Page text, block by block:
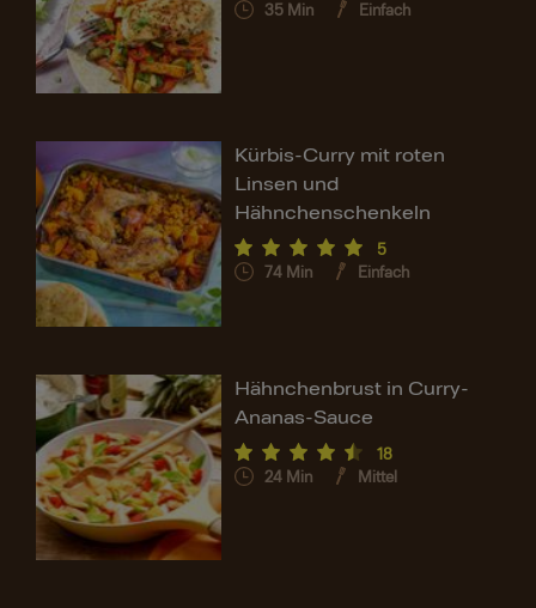
35 Min Einfach
Kürbis-Curry mit roten
Linsen und
Hähnchenschenkeln
5
74 Min Einfach
Hähnchenbrust in Curry-
Ananas-Sauce
18
24 Min Mittel